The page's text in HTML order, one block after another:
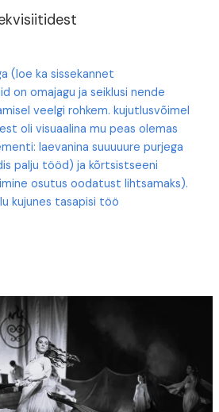
(loe ka sissekannet
on omajagu ja seiklusi nende
veelgi rohkem. kujutlusvõimel
oli visuaalina mu peas olemas
laevanina suuuuure purjega
palju tööd) ja kõrtsistseeni
osutus oodatust lihtsamaks).
kujunes tasapisi töö